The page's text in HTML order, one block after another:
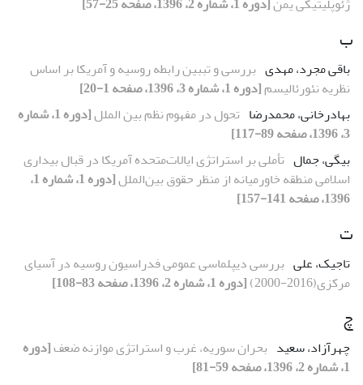
ب
باقی مجرد، مهدی بررسی و تببین رابطه روسیه و آمریکا بر اساس
نظریه نئورئالیسم[دوره 1، شماره 3، 1396، صفحه 1-20]
بهادرخانی، محمدرضا تحول در مفهوم نظم بین الملل
[دوره 1، شماره
3، 1396، صفحه 89-117]
بیگی، جمال تأملی بر استراتژی ایالات‌متحده آمریکا در قبال بیداری
اسلامی منطقه خاورمیانه از منظر حقوق بین‌الملل
[دوره 1، شماره 1،
1396، صفحه 141-157]
ت
تاجیک، علی بررسی دیپلماسی ‌عمومی فدراسیون روسیه در آسیای
مرکزی(2016-2000)
[دوره 1، شماره 2، 1396، صفحه 83-108]
چ
چهرآزاد، سعید بحران سوریه، غرب و استراتژی موازنه ضعف[دوره
1، شماره 2، 1396، صفحه 59-81]